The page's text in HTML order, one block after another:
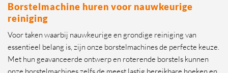
Borstelmachine huren voor nauwkeurige
reiniging
Voor taken waarbij nauwkeurige en grondige reiniging van
essentieel belang is, zijn onze borstelmachines de perfecte keuze.
Met hun geavanceerde ontwerp en roterende borstels kunnen